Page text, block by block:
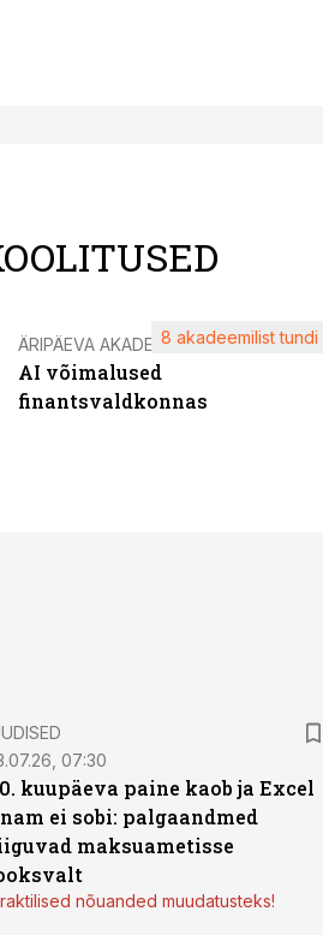
ÄRIPÄEVA AKADEEMIA
AI võimalused
finantsvaldkonnas
8 akadeemilist tundi
07:30
kuupäeva paine kaob ja Excel
ei sobi: palgaandmed
maksuametisse
nõuanded muudatusteks!